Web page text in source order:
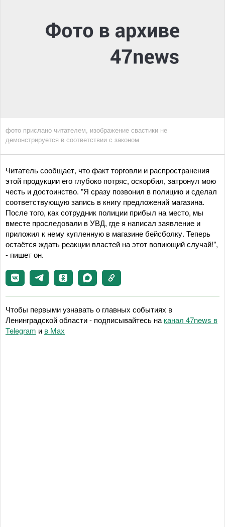
фото прислано читателем, изображение свастики не
демонстрируется в соответствии с законом
Читатель сообщает, что факт торговли и распространения
этой продукции его глубоко потряс, оскорбил, затронул мою
честь и достоинство. "Я сразу позвонил в полицию и сделал
соответствующую запись в книгу предложений магазина.
После того, как сотрудник полиции прибыл на место, мы
вместе проследовали в УВД, где я написал заявление и
приложил к нему купленную в магазине бейсболку. Теперь
остаётся ждать реакции властей на этот вопиющий случай!",
- пишет он.
Чтобы первыми узнавать о главных событиях в
Ленинградской области - подписывайтесь на канал 47news в
Telegram и в Maх